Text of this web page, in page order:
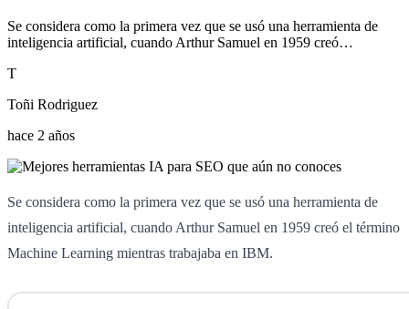
Se considera como la primera vez que se usó una herramienta de
inteligencia artificial, cuando Arthur Samuel en 1959 creó…
T
Toñi Rodriguez
hace 2 años
Se considera como la primera vez que se usó una herramienta de
inteligencia artificial, cuando Arthur Samuel en 1959 creó el término
Machine Learning mientras trabajaba en IBM.